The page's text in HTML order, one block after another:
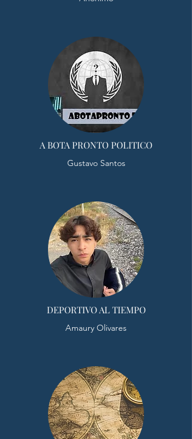
A BOTA PRONTO POLITICO
Gustavo Santos
DEPORTIVO AL TIEMPO
Amaury Olivares